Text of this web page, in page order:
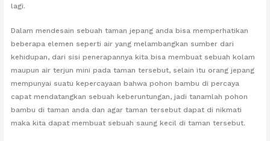
lagi.
Dalam mendesain sebuah taman jepang anda bisa memperhatikan
beberapa elemen seperti air yang melambangkan sumber dari
kehidupan, dari sisi penerapannya kita bisa membuat sebuah kolam
maupun air terjun mini pada taman tersebut, selain itu orang jepang
mempunyai suatu kepercayaan bahwa pohon bambu di percaya
capat mendatangkan sebuah keberuntungan, jadi tanamlah pohon
bambu di taman anda dan agar taman tersebut dapat di nikmati
maka kita dapat membuat sebuah saung kecil di taman tersebut.